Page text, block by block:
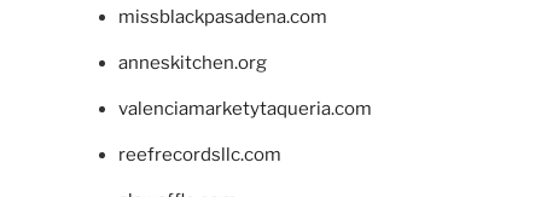
missblackpasadena.com
anneskitchen.org
valenciamarketytaqueria.com
reefrecordsllc.com